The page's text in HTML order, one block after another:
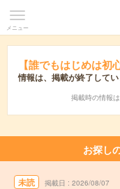
メニュー
【誰でもはじめは
情報は、掲載が終了して
掲載時の情報は
お探し
未読 掲載日 2026/08/07